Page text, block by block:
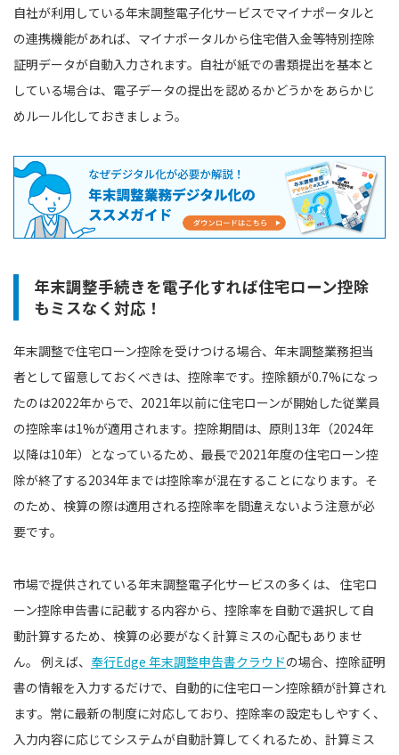
自社が利用している年末調整電子化サービスでマイナポータルと
の連携機能があれば、マイナポータルから住宅借入金等特別控除
証明データが自動入力されます。自社が紙での書類提出を基本と
している場合は、電子データの提出を認めるかどうかをあらかじ
めルール化しておきましょう。
年末調整手続きを電子化すれば住宅ローン控除
もミスなく対応！
年末調整で住宅ローン控除を受けつける場合、年末調整業務担当
者として留意しておくべきは、控除率です。控除額が0.7%になっ
たのは2022年からで、2021年以前に住宅ローンが開始した従業員
の控除率は1%が適用されます。控除期間は、原則13年（2024年
以降は10年）となっているため、最長で2021年度の住宅ローン控
除が終了する2034年までは控除率が混在することになります。そ
のため、検算の際は適用される控除率を間違えないよう注意が必
要です。
市場で提供されている年末調整電子化サービスの多くは、 住宅ロ
ーン控除申告書に記載する内容から、控除率を自動で選択して自
動計算するため、検算の必要がなく計算ミスの心配もありませ
ん。 例えば、 奉行Edge 年末調整申告書クラウドの場合、控除証明
書の情報を入力するだけで、自動的に住宅ローン控除額が計算され
ます。常に最新の制度に対応しており、控除率の設定もしやすく、
入力内容に応じてシステムが自動計算してくれるため、計算ミス